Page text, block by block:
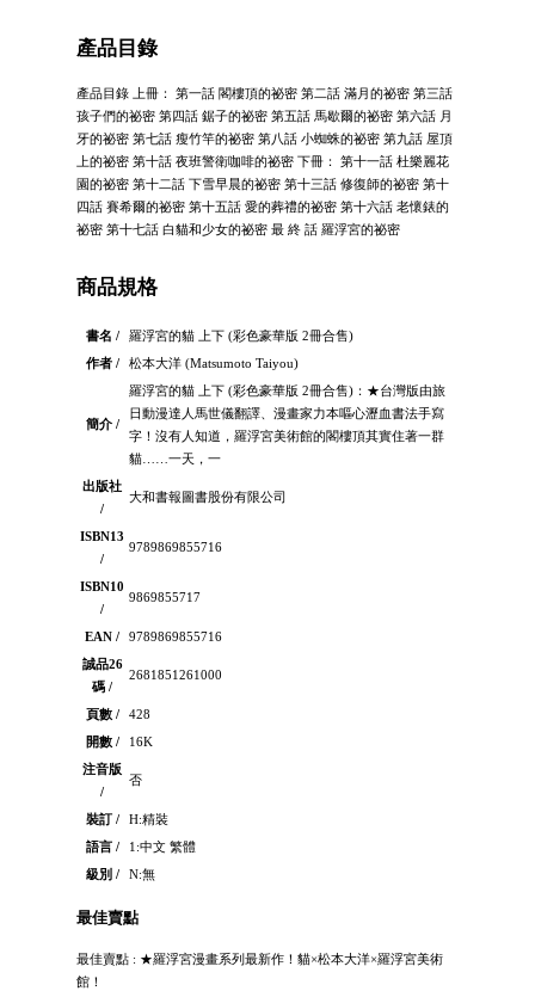
產品目錄
產品目錄 上冊： 第一話 閣樓頂的祕密 第二話 滿月的祕密 第三話
孩子們的祕密 第四話 鋸子的祕密 第五話 馬歇爾的祕密 第六話 月
牙的祕密 第七話 瘦竹竿的祕密 第八話 小蜘蛛的祕密 第九話 屋頂
上的祕密 第十話 夜班警衛咖啡的祕密 下冊： 第十一話 杜樂麗花
園的祕密 第十二話 下雪早晨的祕密 第十三話 修復師的祕密 第十
四話 賽希爾的祕密 第十五話 愛的葬禮的祕密 第十六話 老懷錶的
祕密 第十七話 白貓和少女的祕密 最 終 話 羅浮宮的祕密
商品規格
書名 /
羅浮宮的貓 上下 (彩色豪華版 2冊合售)
作者 /
松本大洋 (Matsumoto Taiyou)
簡介 /
羅浮宮的貓 上下 (彩色豪華版 2冊合售)：★台灣版由旅
日動漫達人馬世儀翻譯、漫畫家力本嘔心瀝血書法手寫
字！沒有人知道，羅浮宮美術館的閣樓頂其實住著一群
貓……一天，一
出版社
/
大和書報圖書股份有限公司
ISBN13
/
9789869855716
ISBN10
/
9869855717
EAN /
9789869855716
誠品26
碼 /
2681851261000
頁數 /
428
開數 /
16K
注音版
/
否
裝訂 /
H:精裝
語言 /
1:中文 繁體
級別 /
N:無
最佳賣點
最佳賣點 : ★羅浮宮漫畫系列最新作！貓×松本大洋×羅浮宮美術
館！